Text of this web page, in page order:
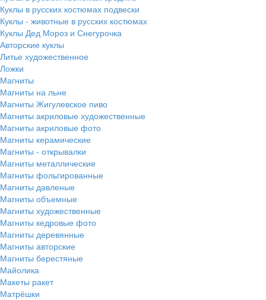
Куклы в русских костюмах подвески
Куклы - животные в русских костюмах
Куклы Дед Мороз и Снегурочка
Авторские куклы
Литье художественное
Ложки
Магниты
Магниты на льне
Магниты Жигулевское пиво
Магниты акриловые художественные
Магниты акриловые фото
Магниты керамические
Магниты - открывалки
Магниты металлические
Магниты фольгированные
Магниты давленые
Магниты объемные
Магниты художественные
Магниты кедровые фото
Магниты деревянные
Магниты авторские
Магниты берестяные
Майолика
Макеты ракет
Матрёшки